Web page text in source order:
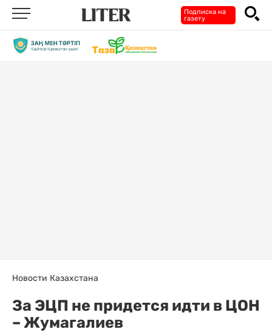
Подписка на
газету
Новости Казахстана
За ЭЦП не придется идти в ЦОН
– Жумагалиев